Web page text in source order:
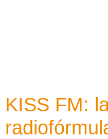
KISS FM: